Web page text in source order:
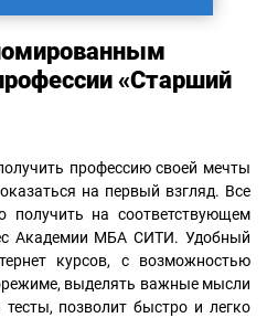
«Старший
профессию своей мечты
на первый взгляд. Все
получить на соответствующем
Академии МБА СИТИ. Удобный
курсов, с возможностью
выделять важные мысли
позволит быстро и легко